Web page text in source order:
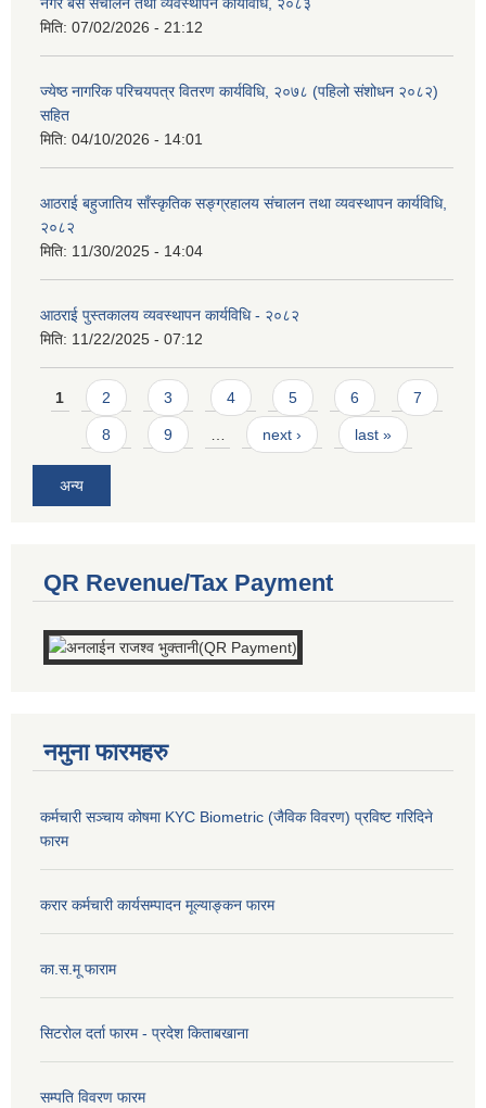
मिति: 07/02/2026 - 21:12
ज्येष्ठ नागरिक परिचयपत्र वितरण कार्यविधि, २०७८ (पहिलो संशोधन २०८२)
सहित
मिति: 04/10/2026 - 14:01
आठराई बहुजातिय साँस्कृतिक सङ्ग्रहालय संचालन तथा व्यवस्थापन कार्यविधि,
२०८२
मिति: 11/30/2025 - 14:04
आठराई पुस्तकालय व्यवस्थापन कार्यविधि - २०८२
मिति: 11/22/2025 - 07:12
Pages
1 2 3 4 5 6 7
8 9 … next › last »
अन्य
QR Revenue/Tax Payment
नमुना फारमहरु
कर्मचारी सञ्चाय कोषमा KYC Biometric (जैविक विवरण) प्रविष्ट गरिदिने
फारम
करार कर्मचारी कार्यसम्पादन मूल्याङ्कन फारम
का.स.मू फाराम
सिटरोल दर्ता फारम - प्रदेश किताबखाना
सम्पति विवरण फारम